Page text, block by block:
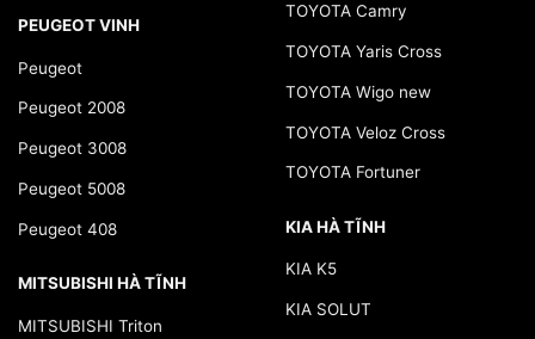
PEUGEOT VINH
Peugeot
Peugeot 2008
Peugeot 3008
Peugeot 5008
Peugeot 408
MITSUBISHI HÀ TĨNH
MITSUBISHI Triton
TOYOTA Camry
TOYOTA Yaris Cross
TOYOTA Wigo new
TOYOTA Veloz Cross
TOYOTA Fortuner
KIA HÀ TĨNH
KIA K5
KIA SOLUT